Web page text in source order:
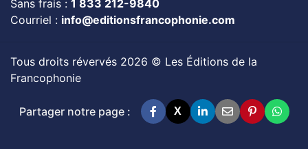
Sans frais : 1 833 212-9840
Courriel : info@editionsfrancophonie.com
Tous droits révervés 2026 © Les Éditions de la
Francophonie
Partager notre page : X